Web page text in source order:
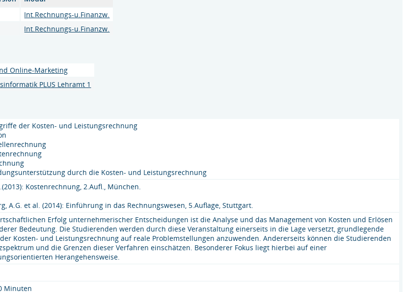
Int.Rechnungs-u.Finanzw.
Int.Rechnungs-u.Finanzw.
Online-Marketing
PLUS Lehramt 1
der Kosten- und Leistungsrechnung
durch die Kosten- und Leistungsrechnung
Kostenrechnung, 2.Aufl., München.
A.G. et al. (2014): Einführung in das Rechnungswesen, 5.Auflage, Stuttgart.
Erfolg unternehmerischer Entscheidungen ist die Analyse und das Management von Kosten und Erlösen
Bedeutung. Die Studierenden werden durch diese Veranstaltung einerseits in die Lage versetzt, grundlegende
Kosten- und Leistungsrechnung auf reale Problemstellungen anzuwenden. Andererseits können die Studierenden
und die Grenzen dieser Verfahren einschätzen. Besonderer Fokus liegt hierbei auf einer
Herangehensweise.
Minuten